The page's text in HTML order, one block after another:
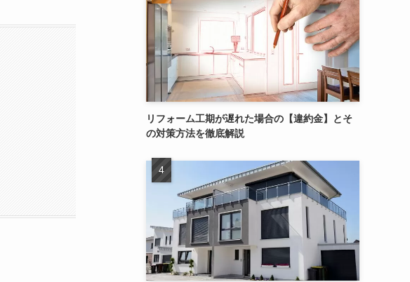
リフォーム工期が遅れた場合の【違約金】とそ
の対策方法を徹底解説